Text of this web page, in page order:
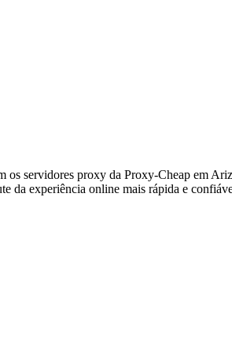
os servidores proxy da Proxy-Cheap em
da experiência online mais rápida e